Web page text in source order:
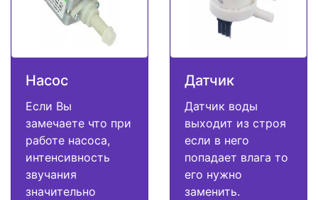
Насос
Если Вы
замечаете что при
работе насоса,
интенсивность
звучания
значительно
Датчик
Датчик воды
выходит из строя
если в него
попадает влага то
его нужно
заменить.